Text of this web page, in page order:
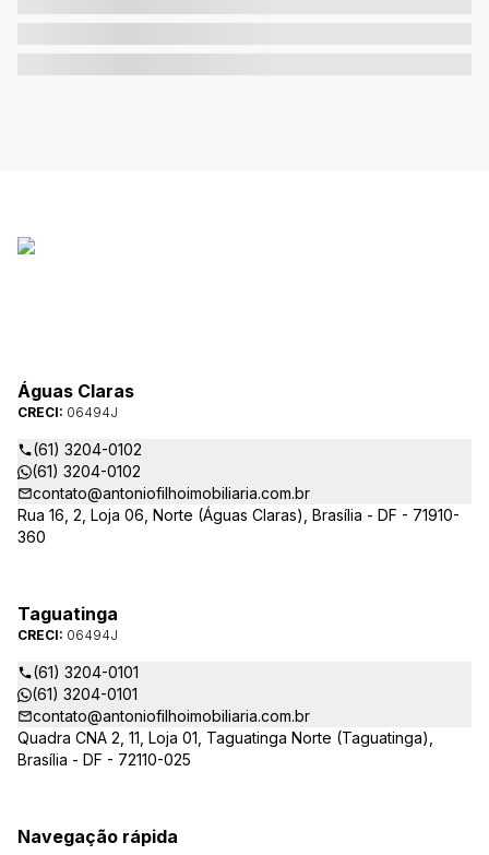
Águas Claras
CRECI: 06494J
(61) 3204-0102
(61) 3204-0102
contato@antoniofilhoimobiliaria.com.br
Rua 16, 2, Loja 06, Norte (Águas Claras), Brasília - DF - 71910-
360
Taguatinga
CRECI: 06494J
(61) 3204-0101
(61) 3204-0101
contato@antoniofilhoimobiliaria.com.br
Quadra CNA 2, 11, Loja 01, Taguatinga Norte (Taguatinga),
Brasília - DF - 72110-025
Navegação rápida